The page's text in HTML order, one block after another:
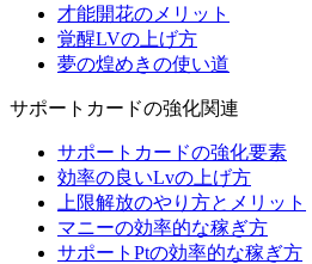
才能開花のメリット
覚醒LVの上げ方
夢の煌めきの使い道
サポートカードの強化関連
サポートカードの強化要素
効率の良いLvの上げ方
上限解放のやり方とメリット
マニーの効率的な稼ぎ方
サポートPtの効率的な稼ぎ方